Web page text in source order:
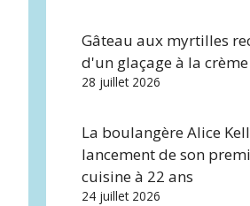
Gâteau aux myrtilles
d'un glaçage à la crème
28 juillet 2026
La boulangère Alice
lancement de son
cuisine à 22 ans
24 juillet 2026